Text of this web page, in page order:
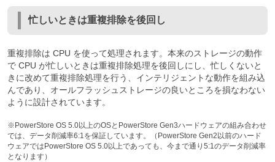
忙しいときは重複排除を後回し
重複排除は CPU を使って処理されます。本来のストレージの動作
で CPU が忙しいときは重複排除処理を後回しにし、忙しくないと
きに改めて重複排除処理を行う、インテリジェントな動作を組み込
んであり、オールフラッシュストレージの良いところを損なわない
ように設計されています。
※PowerStore OS 5.0以上のOSとPowerStore Gen3ハードウェアの組み合わせ
では、データ削減率6:1を保証しています。（PowerStore Gen2以前のハード
ウェアではPowerStore OS 5.0以上であっても、今まで通り5:1のデータ削減率
となります）